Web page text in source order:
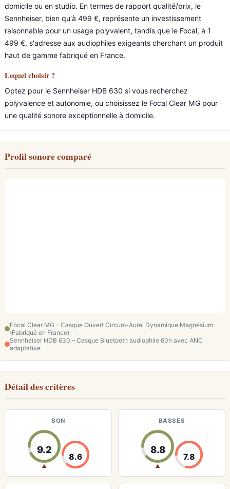
domicile ou en studio. En termes de rapport qualité/prix, le
Sennheiser, bien qu'à 499 €, représente un investissement
raisonnable pour un usage polyvalent, tandis que le Focal, à 1
499 €, s'adresse aux audiophiles exigeants cherchant un produit
haut de gamme fabriqué en France.
Lequel choisir ?
Optez pour le Sennheiser HDB 630 si vous recherchez
polyvalence et autonomie, ou choisissez le Focal Clear MG pour
une qualité sonore exceptionnelle à domicile.
Profil sonore comparé
Focal Clear MG – Casque Ouvert Circum-Aural Dynamique Magnésium
(Fabriqué en France)
Sennheiser HDB 630 – Casque Bluetooth audiophile 60h avec ANC
adaptative
Détail des critères
SON
9.2
▲
8.6
BASSES
8.8
▲
7.8